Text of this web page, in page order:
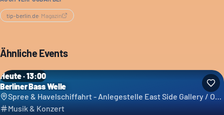
tip-berlin.de· Magazin
Ähnliche Events
Heute · 13:00
Berliner Bass Welle
Spree & Havelschiffahrt - Anlegestelle East Side Gallery / Ostbahnhof - Reederei Grimm & Lindecke GbR
Musik & Konzert